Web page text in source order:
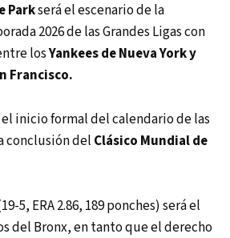
Parkserá el escenario de la
2026 de las Grandes Ligas con
losYankees de Nueva York y
Francisco.
inicio formal del calendario de las
conclusión del Clásico Mundial de
5, ERA 2.86, 189 ponches) será el
del Bronx, en tanto que el derecho